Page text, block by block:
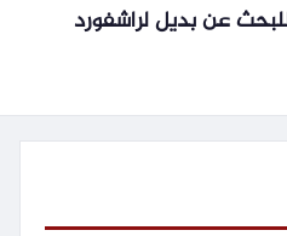
عن بديل لراشفورد